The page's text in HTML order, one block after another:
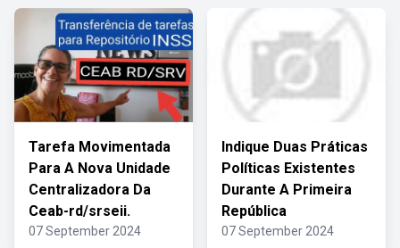
Tarefa Movimentada
Para A Nova Unidade
Centralizadora Da
Ceab-rd/srseii.
07 September 2024
Indique Duas Práticas
Políticas Existentes
Durante A Primeira
República
07 September 2024